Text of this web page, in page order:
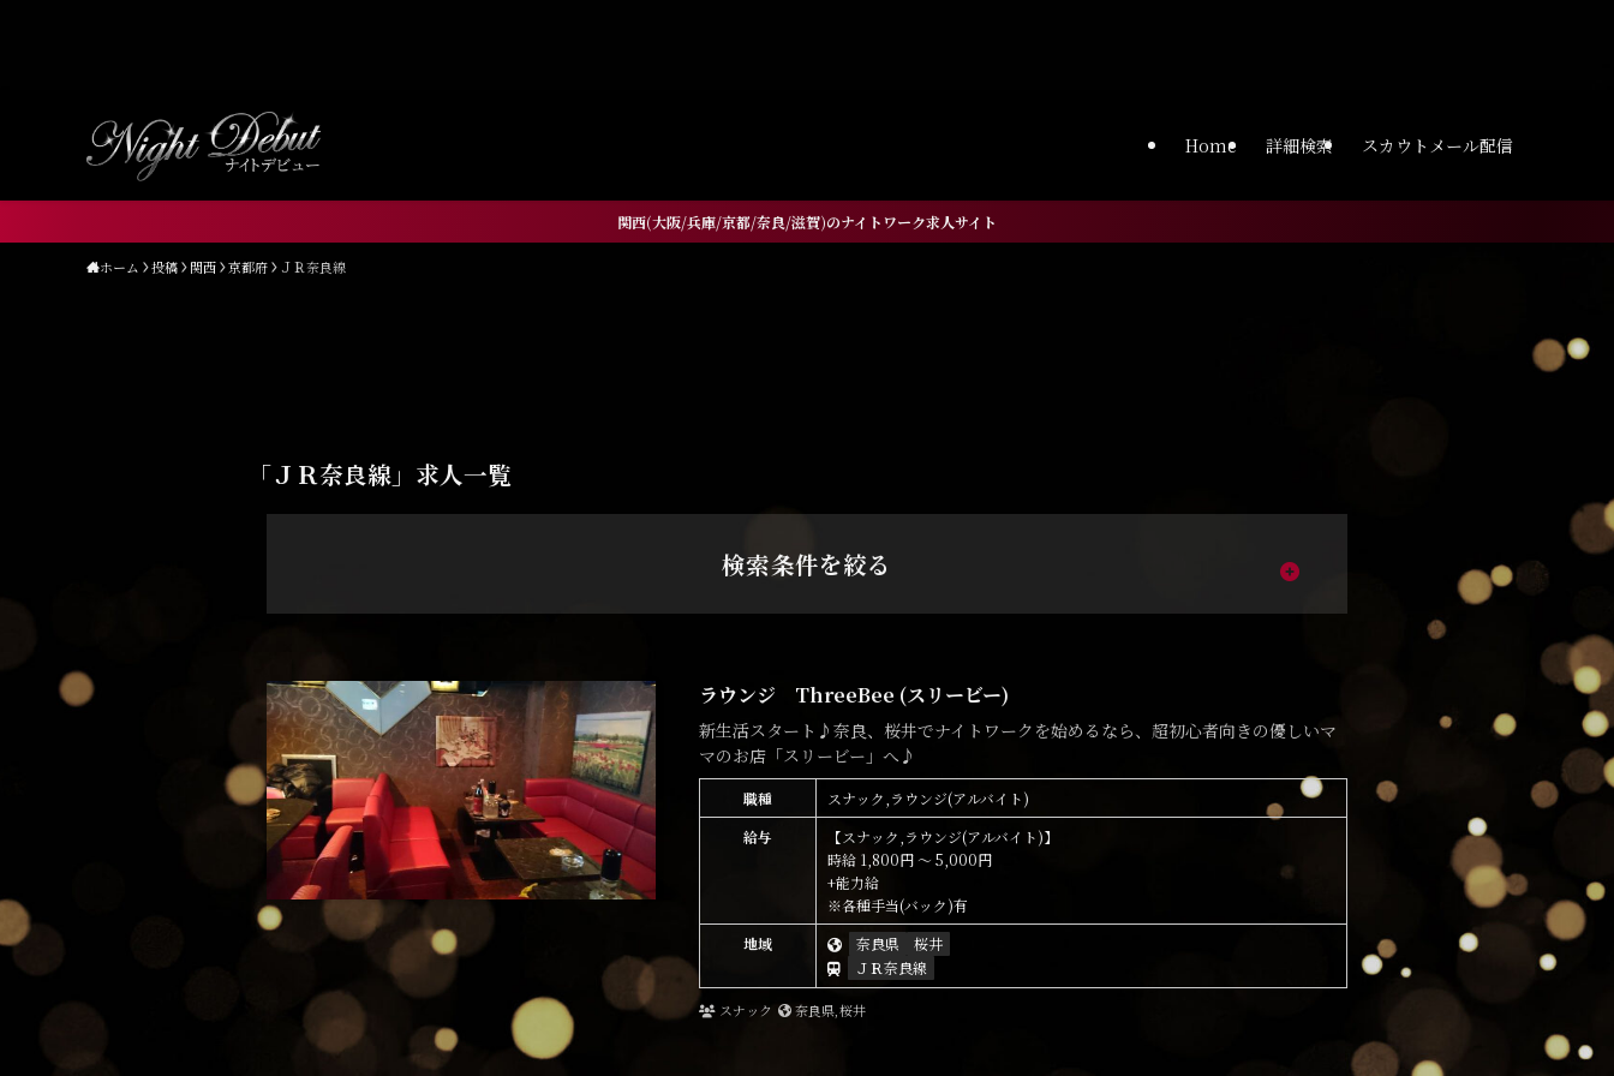
Home 詳細検索 スカウトメール配信
関西(大阪/兵庫/京都/奈良/滋賀)のナイトワーク求人サイト
ホーム 投稿 関西 京都府 ＪＲ奈良線
「ＪＲ奈良線」求人一覧
検索条件を絞る
ラウンジ ThreeBee (スリービー)
新生活スタート♪奈良、桜井でナイトワークを始めるなら、超初心者向きの優しいマ
マのお店「スリービー」へ♪
職種
スナック,ラウンジ(アルバイト)
給与
【スナック,ラウンジ(アルバイト)】
時給 1,800円 ～ 5,000円
+能力給
※各種手当(バック)有
地域
奈良県
桜井
ＪＲ奈良線
スナック 奈良県,桜井